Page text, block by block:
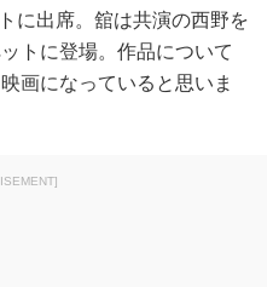
に出席。舘は共演の西野を
トに登場。作品について
画になっていると思いま